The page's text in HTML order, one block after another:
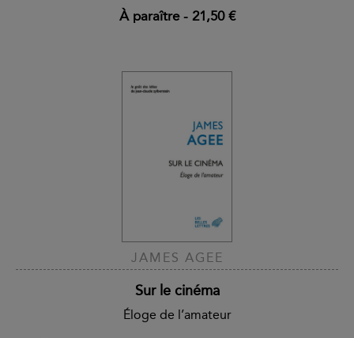
À paraître- 21,50 €
JAMES AGEE
Sur le cinéma
Éloge de l’amateur